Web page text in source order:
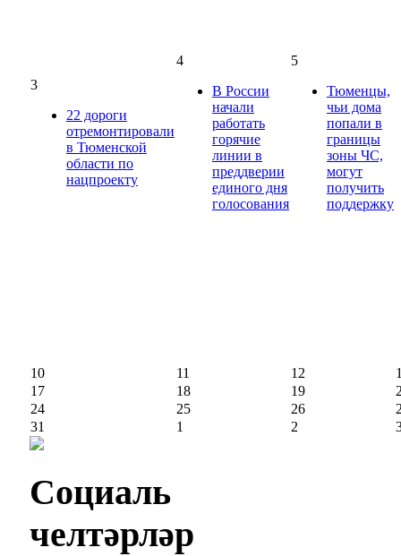
3
22 дороги
отремонтировали
в Тюменской
области по
нацпроекту
4
В России
начали
работать
горячие
линии в
преддверии
единого дня
голосования
5
Тюменцы,
чьи дома
попали в
границы
зоны ЧС,
могут
получить
поддержку
10 11 12
17
18 19
24
25 26
31
1 2
Социаль
челтәрләр